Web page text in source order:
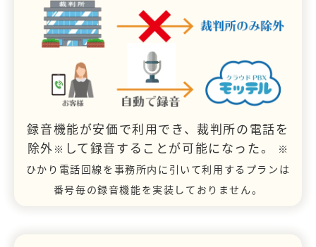
録音機能が安価で利用でき、裁判所の電話を
除外 ※ して録音することが可能になった。
※
ひかり電話回線を事務所内に引いて利用するプランは
番号毎の録音機能を実装しておりません。